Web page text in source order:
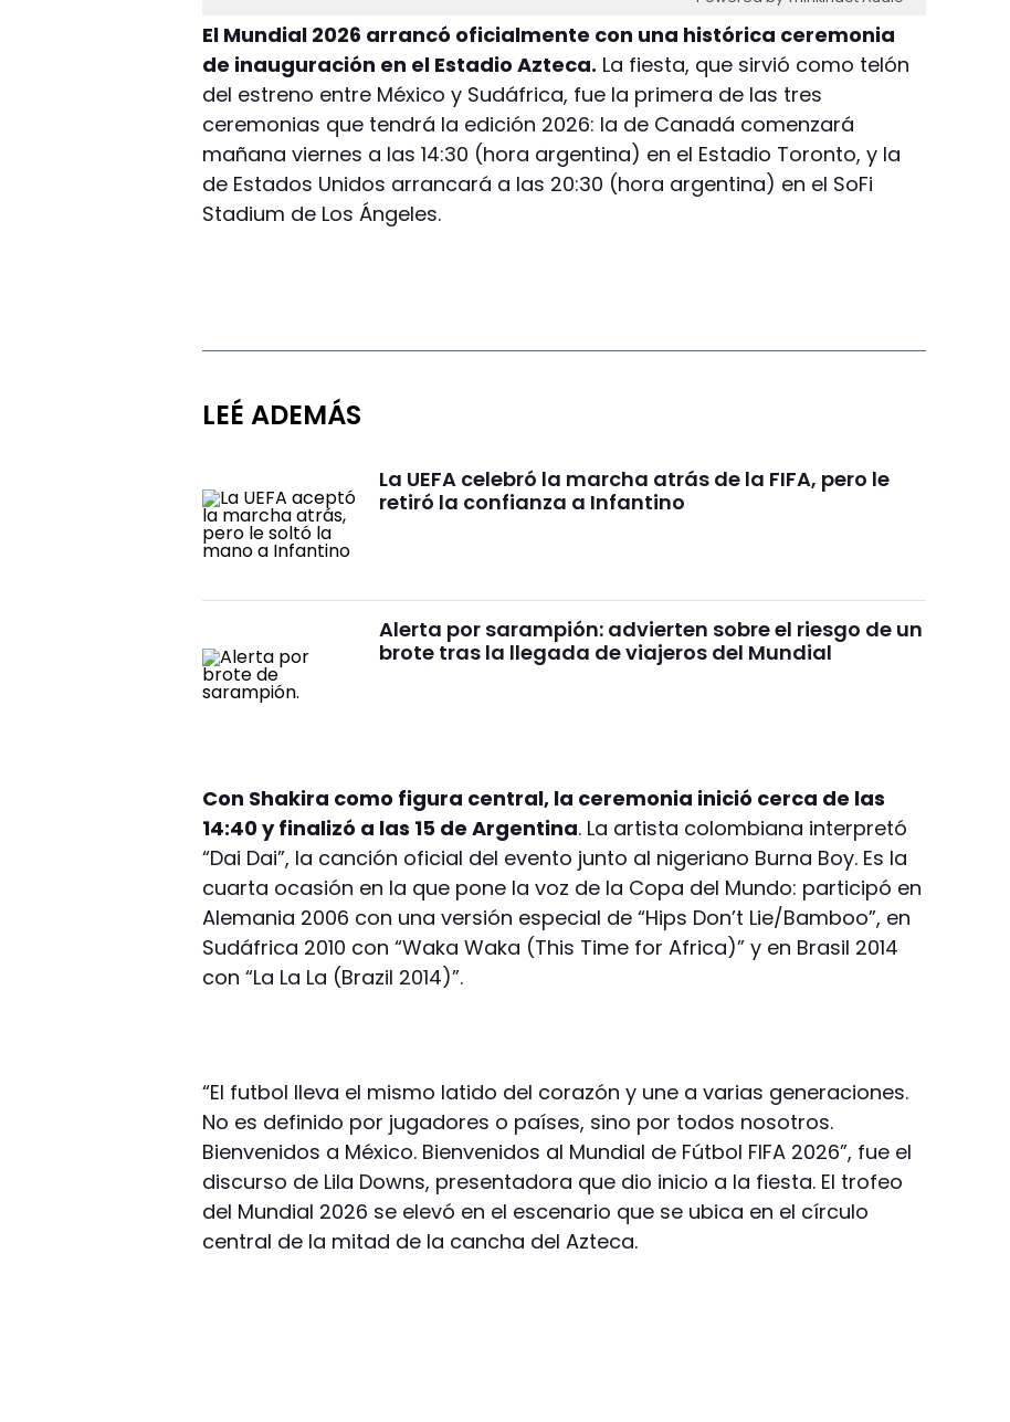
El Mundial 2026 arrancó oficialmente con una histórica ceremonia
de inauguración en el Estadio Azteca. La fiesta, que sirvió como telón
del estreno entre México y Sudáfrica, fue la primera de las tres
ceremonias que tendrá la edición 2026: la de Canadá comenzará
mañana viernes a las 14:30 (hora argentina) en el Estadio Toronto, y la
de Estados Unidos arrancará a las 20:30 (hora argentina) en el SoFi
Stadium de Los Ángeles.
LEÉ ADEMÁS
La UEFA celebró la marcha atrás de la FIFA, pero le
retiró la confianza a Infantino
Alerta por sarampión: advierten sobre el riesgo de un
brote tras la llegada de viajeros del Mundial
Con Shakira como figura central, la ceremonia inició cerca de las
14:40 y finalizó a las 15 de Argentina. La artista colombiana interpretó
“Dai Dai”, la canción oficial del evento junto al nigeriano Burna Boy. Es la
cuarta ocasión en la que pone la voz de la Copa del Mundo: participó en
Alemania 2006 con una versión especial de “Hips Don’t Lie/Bamboo”, en
Sudáfrica 2010 con “Waka Waka (This Time for Africa)” y en Brasil 2014
con “La La La (Brazil 2014)”.
“El futbol lleva el mismo latido del corazón y une a varias generaciones.
No es definido por jugadores o países, sino por todos nosotros.
Bienvenidos a México. Bienvenidos al Mundial de Fútbol FIFA 2026”, fue el
discurso de Lila Downs, presentadora que dio inicio a la fiesta. El trofeo
del Mundial 2026 se elevó en el escenario que se ubica en el círculo
central de la mitad de la cancha del Azteca.